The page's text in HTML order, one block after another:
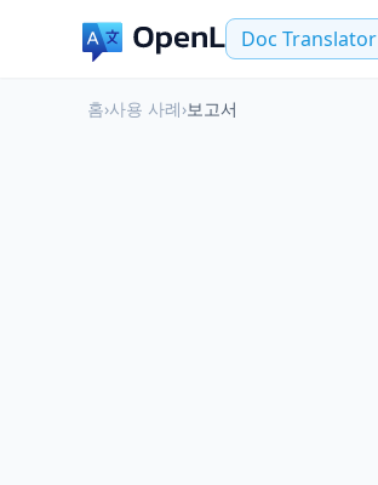
Doc Translator
홈›사용 사례›보고서